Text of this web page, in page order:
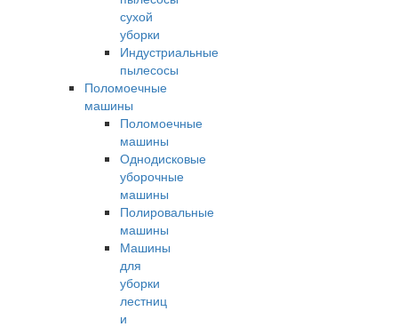
сухой
уборки
Индустриальные
пылесосы
Поломоечные
машины
Поломоечные
машины
Однодисковые
уборочные
машины
Полировальные
машины
Машины
для
уборки
лестниц
и